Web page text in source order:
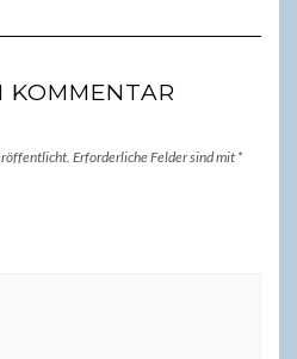
KOMMENTAR
Erforderliche Felder sind mit *